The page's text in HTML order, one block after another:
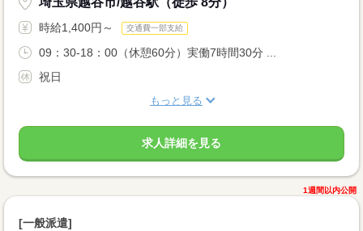
時給1,400円～ 交通費一部支給
09：30-18：00（休憩60分）実働7時間30分 ...
祝日
もっと見る
求人詳細を見る
1週間以内公開
[一般派遣]